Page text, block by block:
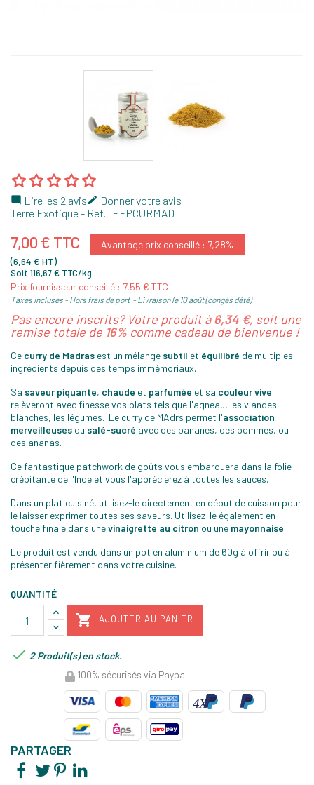
 Lire les 2 avis Donner votre avis
Terre Exotique - Ref.TEEPCURMAD
7,00 € TTC
Avantage prix conseillé : 7,28%
(6,64 € HT)
Soit 116,67 € TTC/kg
Prix fournisseur conseillé : 7,55 € TTC
Taxes incluses Hors frais de port Livraison le 10 août (congés d'été)
Pas encore inscrits? Votre produit à6,34 €, soit une
remise totale de 16% comme cadeau de bienvenue !
Ce curry de Madras est un mélange subtil et équilibré de multiples
ingrédients depuis des temps immémoriaux.
Sa saveur piquante, chaude et parfumée et sa couleur vive
relèveront avec finesse vos plats tels que l'agneau, les viandes
blanches, les légumes. Le curry de MAdrs permet l'association
merveilleuses du salé-sucré avec des bananes, des pommes, ou
des ananas.
Ce fantastique patchwork de goûts vous embarquera dans la folie
crépitante de l'Inde et vous l'apprécierez à toutes les sauces.
Dans un plat cuisiné, utilisez-le directement en début de cuisson pour
le laisser exprimer toutes ses saveurs. Utilisez-le également en
touche finale dans unevinaigrette au citron ou une mayonnaise.
Le produit est vendu dans un pot en aluminium de 60g à offrir ou à
présenter fièrement dans votre cuisine.
QUANTITÉ
 AJOUTER AU PANIER
 2 Produit(s) en stock.
100% sécurisés via Paypal
PARTAGER